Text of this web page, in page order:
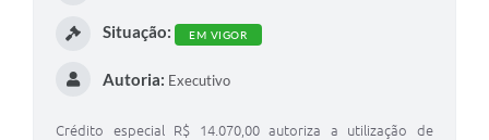
Situação: EM VIGOR
Autoria: Executivo
Crédito especial R$ 14.070,00 autoriza a utilização de